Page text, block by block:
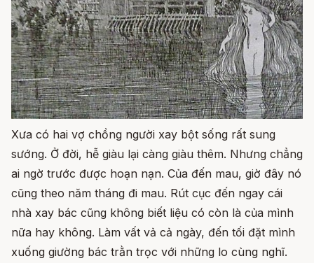
Xưa có hai vợ chồng người xay bột sống rất sung
sướng. Ở đời, hễ giàu lại càng giàu thêm. Nhưng chẳng
ai ngờ trước được hoạn nạn. Của đến mau, giờ đây nó
cũng theo năm tháng đi mau. Rút cục đến ngay cái
nhà xay bác cũng không biết liệu có còn là của mình
nữa hay không. Làm vất vả cả ngày, đến tối đặt mình
xuống giường bác trằn trọc với những lo cùng nghĩ.